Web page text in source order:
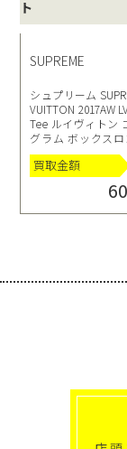
SUPREME
シュプリーム
VUITTON 2017AW
Tee ルイヴィトン
グラム ボックス
サイズM ホワイト
買取金額